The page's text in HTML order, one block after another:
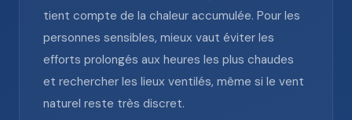
tient compte de la chaleur accumulée. Pour les
personnes sensibles, mieux vaut éviter les
efforts prolongés aux heures les plus chaudes
et rechercher les lieux ventilés, même si le vent
naturel reste très discret.